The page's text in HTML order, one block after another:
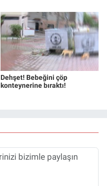
Dehşet! Bebeğini çöp
konteynerine bıraktı!